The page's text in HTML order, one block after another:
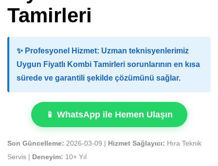
Tamirleri
✨ Profesyonel Hizmet: Uzman teknisyenlerimiz
Uygun Fiyatlı Kombi Tamirleri sorunlarının en kısa
sürede ve garantili şekilde çözümünü sağlar.
📱 WhatsApp ile Hemen Ulaşın
Son Güncelleme: 2026-03-09 | Hizmet Sağlayıcı: Hıra Teknik
Servis |
Deneyim: 10+ Yıl